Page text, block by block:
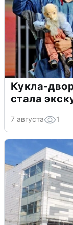
Кукла-
стала
7 августа 1